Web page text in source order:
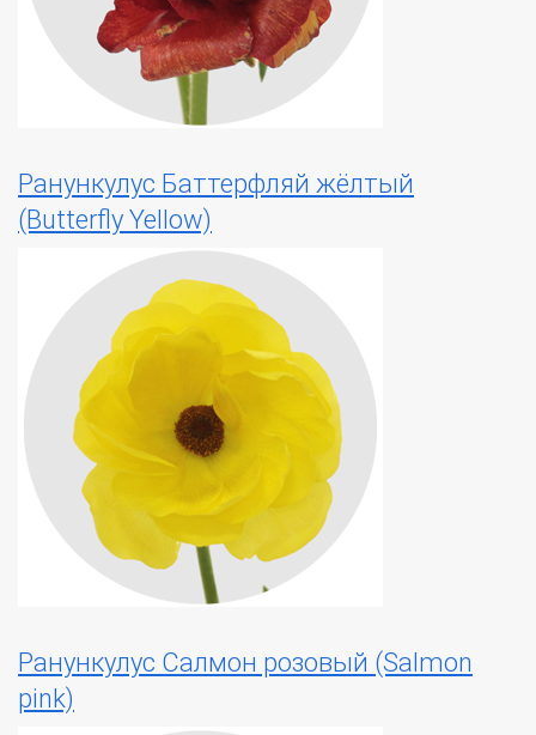
Ранункулус Баттерфляй жёлтый
(Butterfly Yellow)
Ранункулус Салмон розовый (Salmon
pink)